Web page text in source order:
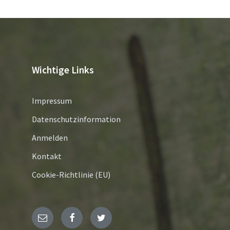
Wichtige Links
Impressum
Datenschutzinformation
Anmelden
Kontakt
Cookie-Richtlinie (EU)
E- FacebookTwitter